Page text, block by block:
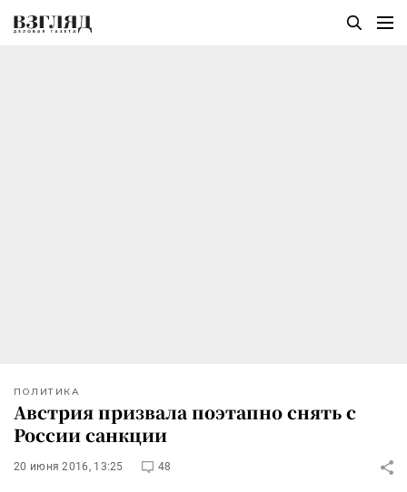
ПОЛИТИКА
Австрия призвала поэтапно снять с
России санкции
20 июня 2016, 13:25 48